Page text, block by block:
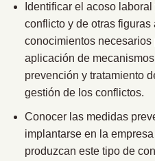
Identificar el acoso
conflicto y de otras
conocimientos
aplicación de
prevención y tratamiento
gestión de los conflictos.
Conocer las medidas
implantarse en la
produzcan este tipo de